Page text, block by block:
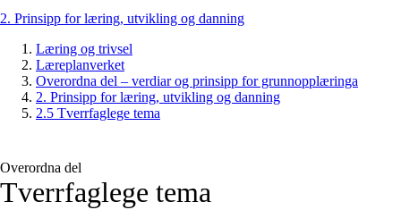
2. Prinsipp for læring, utvikling og danning
Læring og trivsel
Læreplanverket
Overordna del – verdiar og prinsipp for grunnopplæringa
2. Prinsipp for læring, utvikling og danning
2.5 Tverrfaglege tema
Overordna del
Tverrfaglege tema